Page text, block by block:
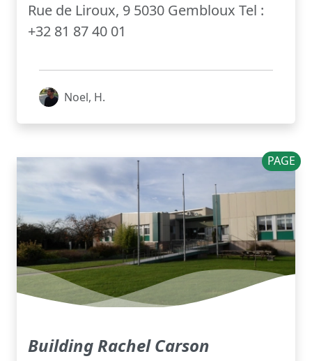
Rue de Liroux, 9 5030 Gembloux Tel :
+32 81 87 40 01
Noel, H.
PAGE
Building Rachel Carson